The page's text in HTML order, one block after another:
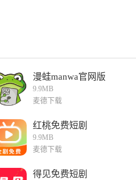
漫蛙manwa官网版
9.9MB
麦德下载
红桃免费短剧
9.9MB
麦德下载
得见免费短剧